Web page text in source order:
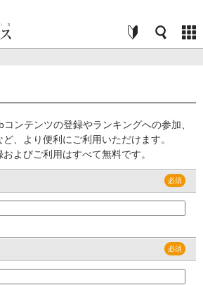
ンテンツの登録やランキングへの参加、
、より便利にご利用いただけます。
よびご利用はすべて無料です。